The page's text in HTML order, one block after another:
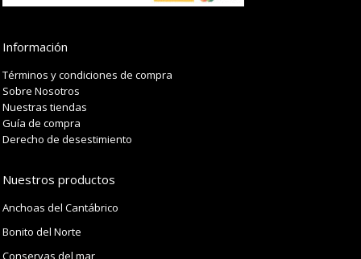
Información
Términos y condiciones de compra
Sobre Nosotros
Nuestras tiendas
Guía de compra
Derecho de desestimiento
Nuestros productos
Anchoas del Cantábrico
Bonito del Norte
Conservas del mar